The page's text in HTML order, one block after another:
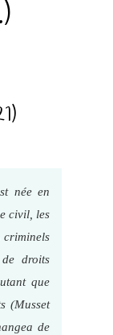
née en
civil, les
criminels
droits
que
(Musset
de